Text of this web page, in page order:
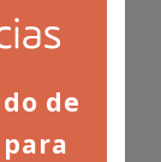
y
de